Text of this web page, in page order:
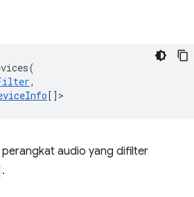
(
,
[] >
audio yang difilter
.